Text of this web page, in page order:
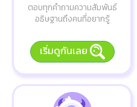
ตอบทุกคำถามความสัมพันธ์
อธิษฐานถึงคนที่อยากรู้
เริ่มดูกันเลย